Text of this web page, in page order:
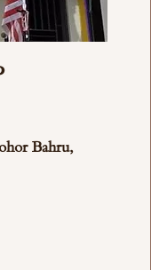
Bahru,